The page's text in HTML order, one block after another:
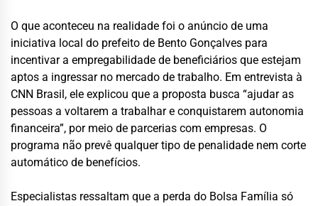
O que aconteceu na realidade foi o anúncio de uma
iniciativa local do prefeito de Bento Gonçalves para
incentivar a empregabilidade de beneficiários que estejam
aptos a ingressar no mercado de trabalho. Em entrevista à
CNN Brasil, ele explicou que a proposta busca “ajudar as
pessoas a voltarem a trabalhar e conquistarem autonomia
financeira”, por meio de parcerias com empresas. O
programa não prevê qualquer tipo de penalidade nem corte
automático de benefícios.
Especialistas ressaltam que a perda do Bolsa Família só